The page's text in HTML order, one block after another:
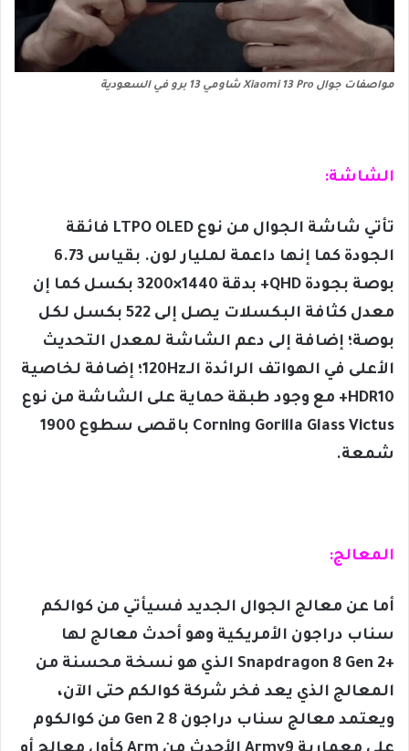
مواصفات جوال Xiaomi 13 Pro شاومي 13 برو في السعودية
الشاشة:
تأتي شاشة الجوال من نوع LTPO OLED فائقة
الجودة كما إنها داعمة لمليار لون. بقياس 6.73
بوصة بجودة QHD+ بدقة 1440×3200 بكسل كما إن
معدل كثافة البكسلات يصل إلى 522 بكسل لكل
بوصة؛ إضافة إلى دعم الشاشة لمعدل التحديث
الأعلى في الهواتف الرائدة الـ120Hz؛ إضافة لخاصية
HDR10+ مع وجود طبقة حماية على الشاشة من نوع
Corning Gorilla Glass Victus باقصى سطوع 1900
شمعة.
المعالج:
أما عن معالج الجوال الجديد فسيأتي من كوالكم
سناب دراجون الأمريكية وهو أحدث معالج لها
+Snapdragon 8 Gen 2 الذي هو نسخة محسنة من
المعالج الذي يعد فخر شركة كوالكم حتى الآن،
ويعتمد معالج سناب دراجون 8 Gen 2 من كوالكوم